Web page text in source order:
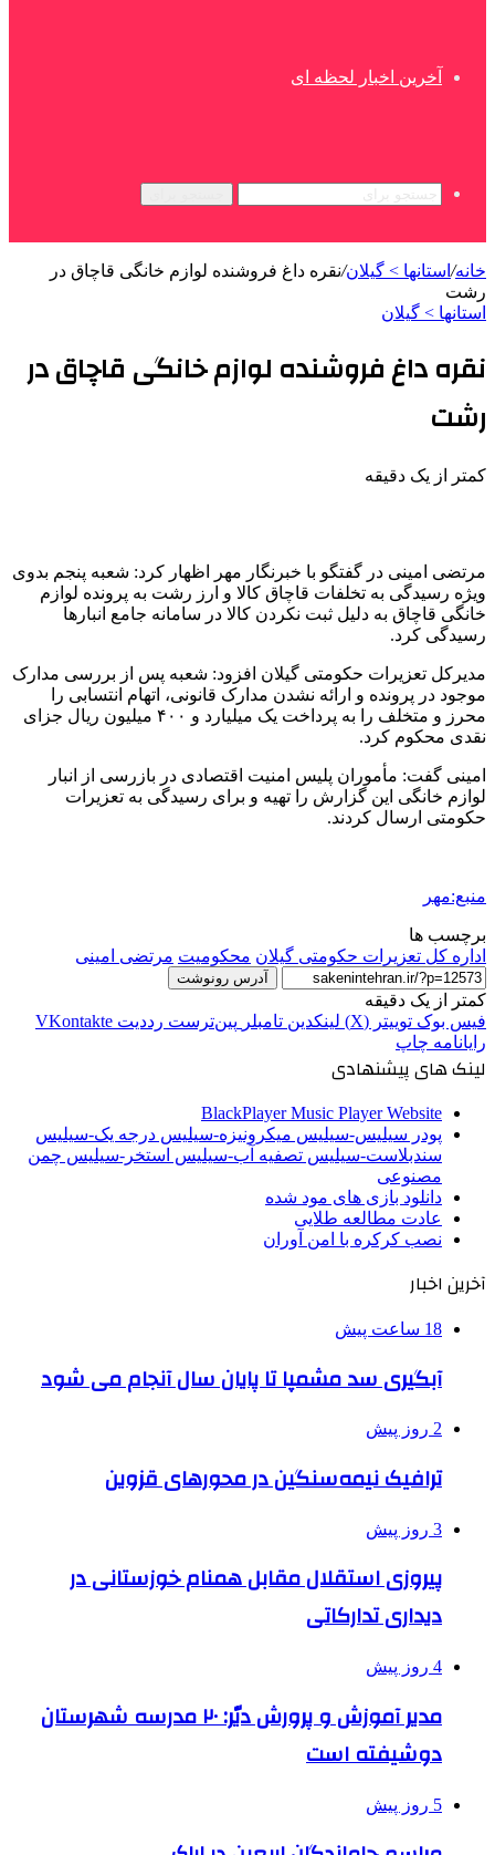
آخرین اخبار لحظه ای
خانه/ استانها > گیلان/نقره داغ فروشنده لوازم خانگی قاچاق در
رشت
استانها > گیلان
نقره داغ فروشنده لوازم خانگی قاچاق در
رشت
کمتر از یک دقیقه
مرتضی امینی در گفتگو با خبرنگار مهر اظهار کرد: شعبه پنجم بدوی
ویژه رسیدگی به تخلفات قاچاق کالا و ارز رشت به پرونده لوازم
خانگی قاچاق به دلیل ثبت نکردن کالا در سامانه جامع انبارها
رسیدگی کرد.
مدیرکل تعزیرات حکومتی گیلان افزود: شعبه پس از بررسی مدارک
موجود در پرونده و ارائه نشدن مدارک قانونی، اتهام انتسابی را
محرز و متخلف را به پرداخت یک میلیارد و ۴۰۰ میلیون ریال جزای
نقدی محکوم کرد.
امینی گفت: مأموران پلیس امنیت اقتصادی در بازرسی از انبار
لوازم خانگی این گزارش را تهیه و برای رسیدگی به تعزیرات
حکومتی ارسال کردند.
منبع:مهر
برچسب ها
اداره کل تعزیرات حکومتی گیلان محکومیت مرتضی امینی
آدرس رونوشت
کمتر از یک دقیقه
فیس بوک توییتر (X) لینکدین ‫تامبلر ‫پین‌ترست ‫رددیت ‫VKontakte
رایانامه چاپ
لینک های پیشنهادی
BlackPlayer Music Player Website
پودر سیلیس-سیلیس میکرونیزه-سیلیس درجه یک-سیلیس
سندبلاست-سیلیس تصفیه آب-سیلیس استخر-سیلیس چمن
مصنوعی
دانلود بازی های مود شده
عادت مطالعه طلایی
نصب کرکره با امن آوران
آخرین اخبار
18 ساعت پیش
آبگیری سد مشمپا تا پایان سال آنجام می شود
2 روز پیش
ترافیک نیمه‌سنگین در محورهای قزوین
3 روز پیش
پیروزی استقلال مقابل همنام خوزستانی در
دیداری تدارکاتی
4 روز پیش
مدیر آموزش و پرورش دیّر: ۲۰ مدرسه شهرستان
دوشیفته است
5 روز پیش